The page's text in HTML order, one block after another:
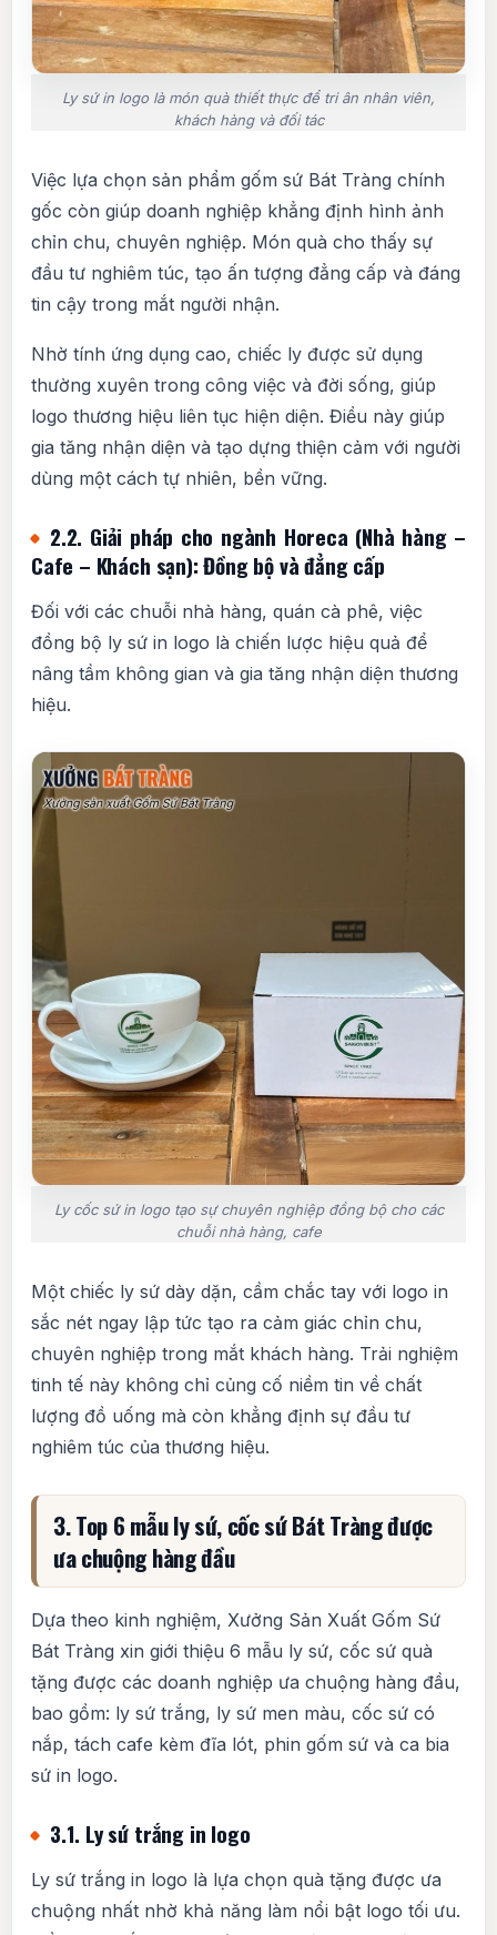
Ly sứ in logo là món quà thiết thực để tri ân nhân viên,
khách hàng và đối tác
Việc lựa chọn sản phẩm gốm sứ Bát Tràng chính
gốc còn giúp doanh nghiệp khẳng định hình ảnh
chỉn chu, chuyên nghiệp. Món quà cho thấy sự
đầu tư nghiêm túc, tạo ấn tượng đẳng cấp và đáng
tin cậy trong mắt người nhận.
Nhờ tính ứng dụng cao, chiếc ly được sử dụng
thường xuyên trong công việc và đời sống, giúp
logo thương hiệu liên tục hiện diện. Điều này giúp
gia tăng nhận diện và tạo dựng thiện cảm với người
dùng một cách tự nhiên, bền vững.
2.2. Giải pháp cho ngành Horeca (Nhà hàng –
Cafe – Khách sạn): Đồng bộ và đẳng cấp
Đối với các chuỗi nhà hàng, quán cà phê, việc
đồng bộ ly sứ in logo là chiến lược hiệu quả để
nâng tầm không gian và gia tăng nhận diện thương
hiệu.
Ly cốc sứ in logo tạo sự chuyên nghiệp đồng bộ cho các
chuỗi nhà hàng, cafe
Một chiếc ly sứ dày dặn, cầm chắc tay với logo in
sắc nét ngay lập tức tạo ra cảm giác chỉn chu,
chuyên nghiệp trong mắt khách hàng. Trải nghiệm
tinh tế này không chỉ củng cố niềm tin về chất
lượng đồ uống mà còn khẳng định sự đầu tư
nghiêm túc của thương hiệu.
3. Top 6 mẫu ly sứ, cốc sứ Bát Tràng được
ưa chuộng hàng đầu
Dựa theo kinh nghiệm, Xưởng Sản Xuất Gốm Sứ
Bát Tràng xin giới thiệu 6 mẫu ly sứ, cốc sứ quà
tặng được các doanh nghiệp ưa chuộng hàng đầu,
bao gồm: ly sứ trắng, ly sứ men màu, cốc sứ có
nắp, tách cafe kèm đĩa lót, phin gốm sứ và ca bia
sứ in logo.
3.1. Ly sứ trắng in logo
Ly sứ trắng in logo là lựa chọn quà tặng được ưa
chuộng nhất nhờ khả năng làm nổi bật logo tối ưu.